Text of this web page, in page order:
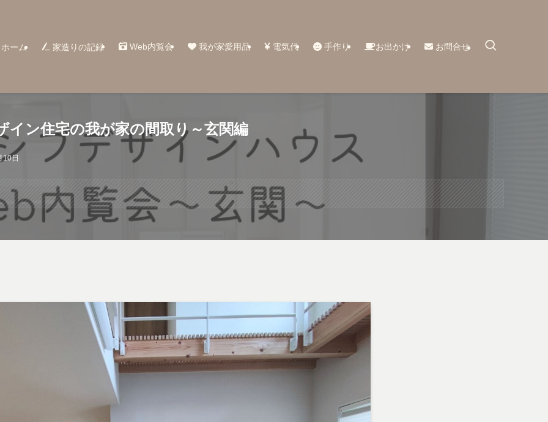
ーム 家造りの記録 Web内覧会 我が家愛用品 電気代 手作り お出かけ お問合せ
イン住宅の我が家の間取り～玄関編
10日